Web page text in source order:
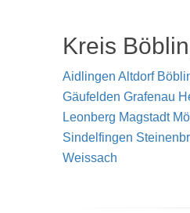
Kreis
Aidlingen Altdorf
Gäufelden Grafenau
Leonberg Magstadt
Sindelfingen
Weissach